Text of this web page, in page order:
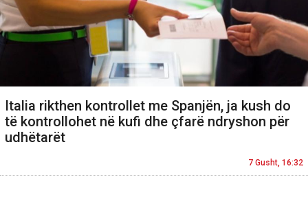
Italia rikthen kontrollet me Spanjën, ja kush do
të kontrollohet në kufi dhe çfarë ndryshon për
udhëtarët
7 Gusht, 16:32